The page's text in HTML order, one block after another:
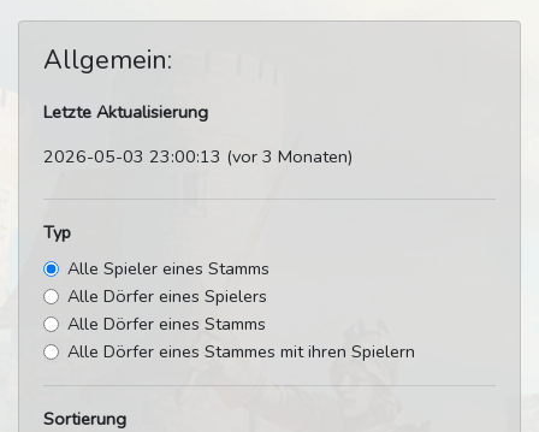
Allgemein:
Letzte Aktualisierung
2026-05-03 23:00:13 (vor 3 Monaten)
Typ
Alle Spieler eines Stamms
Alle Dörfer eines Spielers
Alle Dörfer eines Stamms
Alle Dörfer eines Stammes mit ihren Spielern
Sortierung